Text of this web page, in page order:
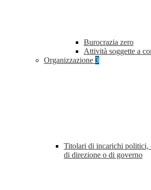
Burocrazia zero
Attività soggette a
Organizzazione 3
Titolari di incarichi politici,
di direzione o di governo